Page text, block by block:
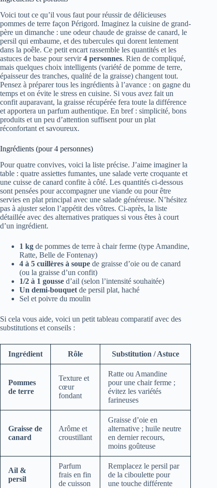
Voici tout ce qu’il vous faut pour réussir de délicieuses
pommes de terre façon Périgord. Imaginez la cuisine de grand-
père un dimanche : une odeur chaude de graisse de canard, le
persil qui embaume, et des tubercules qui dorent lentement
dans la poêle. Ce petit encart rassemble les quantités et les
astuces de base pour servir4 personnes. Rien de compliqué,
mais quelques choix intelligents (variété de pomme de terre,
épaisseur des tranches, qualité de la graisse) changent tout.
Pensez à préparer tous les ingrédients à l’avance : on gagne du
temps et on évite le stress en cuisine. Si vous avez fait un
confit auparavant, la graisse récupérée fera toute la différence
et apportera un parfum authentique. En bref : simplicité, bons
produits et un peu d’attention suffisent pour un plat
réconfortant et savoureux.
Ingrédients (pour 4 personnes)
Pour quatre convives, voici la liste précise. J’aime imaginer la
table : quatre assiettes fumantes, une salade verte croquante et
une cuisse de canard confite à côté. Les quantités ci-dessous
sont pensées pour accompagner une viande ou pour être
servies en plat principal avec une salade généreuse. N’hésitez
pas à ajuster selon l’appétit des vôtres. Ci-après, la liste
détaillée avec des alternatives pratiques si vous êtes à court
d’un ingrédient.
1 kg de pommes de terre à chair ferme (type Amandine,
Ratte, Belle de Fontenay)
4 à 5 cuillères à soupe de graisse d’oie ou de canard
(ou la graisse d’un confit)
1/2 à 1 gousse d’ail (selon l’intensité souhaitée)
Un demi-bouquet de persil plat, haché
Sel et poivre du moulin
Si cela vous aide, voici un petit tableau comparatif avec des
substitutions et conseils :
Ingrédient Rôle Substitution / Astuce
Pommes
de terre
Texture et
cœur
fondant
Ratte ou Amandine
pour une chair ferme ;
évitez les variétés
farineuses
Graisse de
canard
Arôme et
croustillant
Graisse d’oie en
alternative ; huile neutre
en dernier recours,
moins goûteuse
Ail &
persil
Parfum
frais en fin
de cuisson
Remplacez le persil par
de la ciboulette pour
une touche différente